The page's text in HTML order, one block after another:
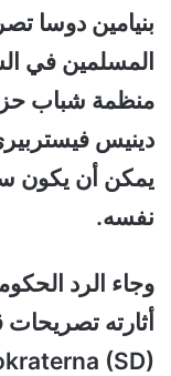
بنيامين دوسا
المسلمين في
دينيس
يمكن أن يكون
نفسه.
وجاء الرد
أثارته